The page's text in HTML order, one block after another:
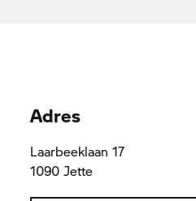
Adres
Laarbeeklaan 17
1090 Jette